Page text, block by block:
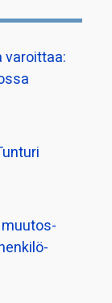
muutos­